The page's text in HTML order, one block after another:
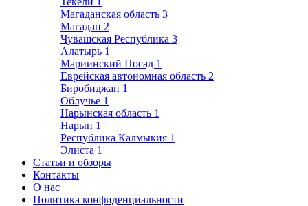
Магаданская область 3
Магадан 2
Чувашская Республика 3
Алатырь 1
Мариинский Посад 1
Еврейская автономная область 2
Биробиджан 1
Облучье 1
Нарынская область 1
Нарын 1
Республика Калмыкия 1
Элиста 1
Статьи и обзоры
Контакты
О нас
Политика конфиденциальности